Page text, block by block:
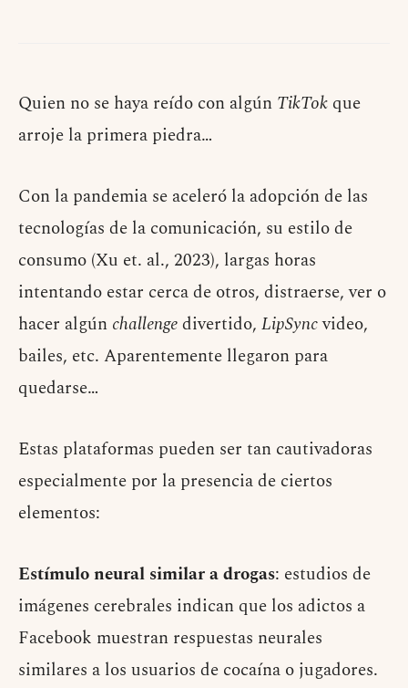
Quien no se haya reído con algún TikTok que
arroje la primera piedra…
Con la pandemia se aceleró la adopción de las
tecnologías de la comunicación, su estilo de
consumo (Xu et. al., 2023), largas horas
intentando estar cerca de otros, distraerse, ver o
hacer algún challengedivertido, LipSyncvideo,
bailes, etc. Aparentemente llegaron para
quedarse…
Estas plataformas pueden ser tan cautivadoras
especialmente por la presencia de ciertos
elementos:
Estímulo neural similar a drogas: estudios de
imágenes cerebrales indican que los adictos a
Facebook muestran respuestas neurales
similares a los usuarios de cocaína o jugadores.